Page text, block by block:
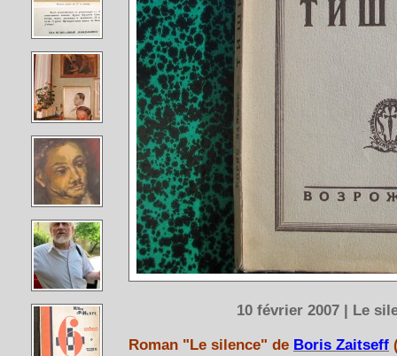
10 février 2007 | Le
Roman "Le silence" de Boris Zaitseff